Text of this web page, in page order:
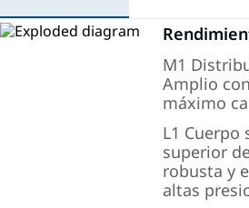
M1
Amplio
máximo
L1 Cuerpo
superior
robusta y
altas